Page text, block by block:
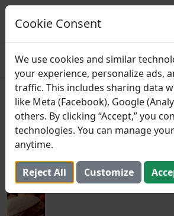
Prospre: Planificateur de
Plans de repas basés sur des macros
Liste des noix les
en protéines
22 mai 2022 (Mis à jour: 2 août 2025)
Cookie Consent
We use cookies and similar
your experience, personalize ads,
traffic. This includes sharing data
like Meta (Facebook), Google
others. By clicking “Accept,” you
technologies. You can manage
anytime.
Reject All Customize